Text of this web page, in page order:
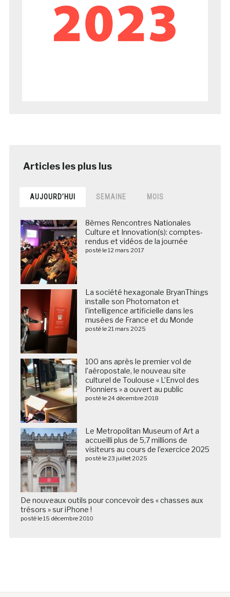
AUJOURD’HUI SEMAINE MOIS
8èmes Rencontres Nationales
Culture et Innovation(s): comptes-
rendus et vidéos de la journée
posté le 12 mars 2017
La société hexagonale BryanThings
installe son Photomaton et
l’intelligence artificielle dans les
musées de France et du Monde
posté le 21 mars 2025
100 ans après le premier vol de
l’aéropostale, le nouveau site
culturel de Toulouse « L’Envol des
Pionniers » a ouvert au public
posté le 24 décembre 2018
Le Metropolitan Museum of Art a
accueilli plus de 5,7 millions de
visiteurs au cours de l’exercice 2025
posté le 23 juillet 2025
De nouveaux outils pour concevoir des « chasses aux
trésors » sur iPhone !
posté le 15 décembre 2010